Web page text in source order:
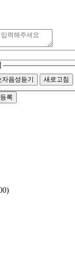
자음성듣기 새로고침
록